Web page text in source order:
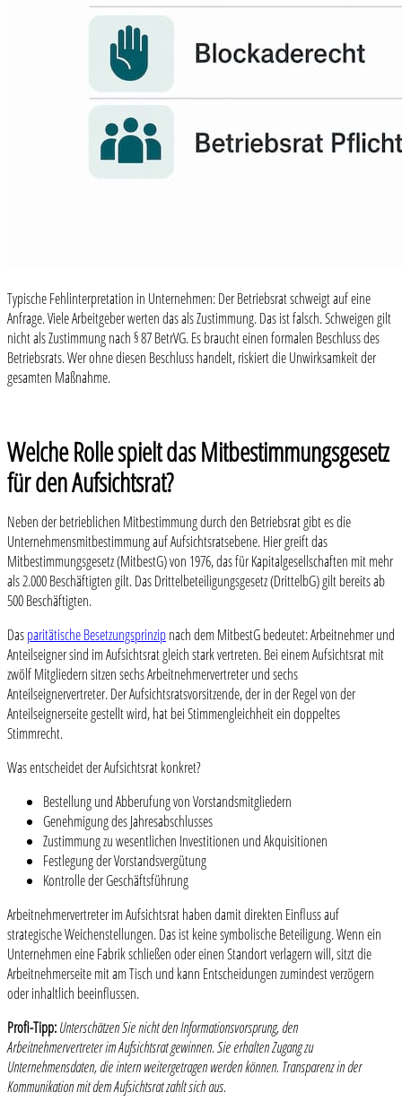
Typische Fehlinterpretation in Unternehmen: Der Betriebsrat schweigt auf eine
Anfrage. Viele Arbeitgeber werten das als Zustimmung. Das ist falsch. Schweigen gilt
nicht als Zustimmung nach § 87 BetrVG. Es braucht einen formalen Beschluss des
Betriebsrats. Wer ohne diesen Beschluss handelt, riskiert die Unwirksamkeit der
gesamten Maßnahme.
Welche Rolle spielt das Mitbestimmungsgesetz
für den Aufsichtsrat?
Neben der betrieblichen Mitbestimmung durch den Betriebsrat gibt es die
Unternehmensmitbestimmung auf Aufsichtsratsebene. Hier greift das
Mitbestimmungsgesetz (MitbestG) von 1976, das für Kapitalgesellschaften mit mehr
als 2.000 Beschäftigten gilt. Das Drittelbeteiligungsgesetz (DrittelbG) gilt bereits ab
500 Beschäftigten.
Dasparitätische Besetzungsprinzipnach dem MitbestG bedeutet: Arbeitnehmer und
Anteilseigner sind im Aufsichtsrat gleich stark vertreten. Bei einem Aufsichtsrat mit
zwölf Mitgliedern sitzen sechs Arbeitnehmervertreter und sechs
Anteilseignervertreter. Der Aufsichtsratsvorsitzende, der in der Regel von der
Anteilseignerseite gestellt wird, hat bei Stimmengleichheit ein doppeltes
Stimmrecht.
Was entscheidet der Aufsichtsrat konkret?
Bestellung und Abberufung von Vorstandsmitgliedern
Genehmigung des Jahresabschlusses
Zustimmung zu wesentlichen Investitionen und Akquisitionen
Festlegung der Vorstandsvergütung
Kontrolle der Geschäftsführung
Arbeitnehmervertreter im Aufsichtsrat haben damit direkten Einfluss auf
strategische Weichenstellungen. Das ist keine symbolische Beteiligung. Wenn ein
Unternehmen eine Fabrik schließen oder einen Standort verlagern will, sitzt die
Arbeitnehmerseite mit am Tisch und kann Entscheidungen zumindest verzögern
oder inhaltlich beeinflussen.
Profi-Tipp:Unterschätzen Sie nicht den Informationsvorsprung, den
Arbeitnehmervertreter im Aufsichtsrat gewinnen. Sie erhalten Zugang zu
Unternehmensdaten, die intern weitergetragen werden können. Transparenz in der
Kommunikation mit dem Aufsichtsrat zahlt sich aus.